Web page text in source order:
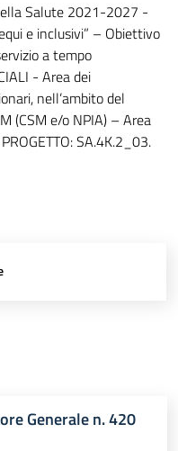
Salute 2021-2027 -
e inclusivi” – Obiettivo
a tempo
- Area dei
nell’ambito del
(CSM e/o NPIA) – Area
SA.4K.2_03.
Generale n. 420